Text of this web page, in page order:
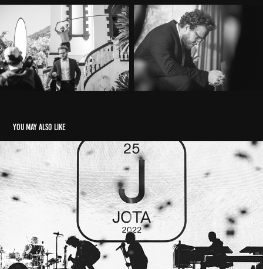
You may also like
Jota Quest 25 Anos @ Rio de Janeiro 2022
2024